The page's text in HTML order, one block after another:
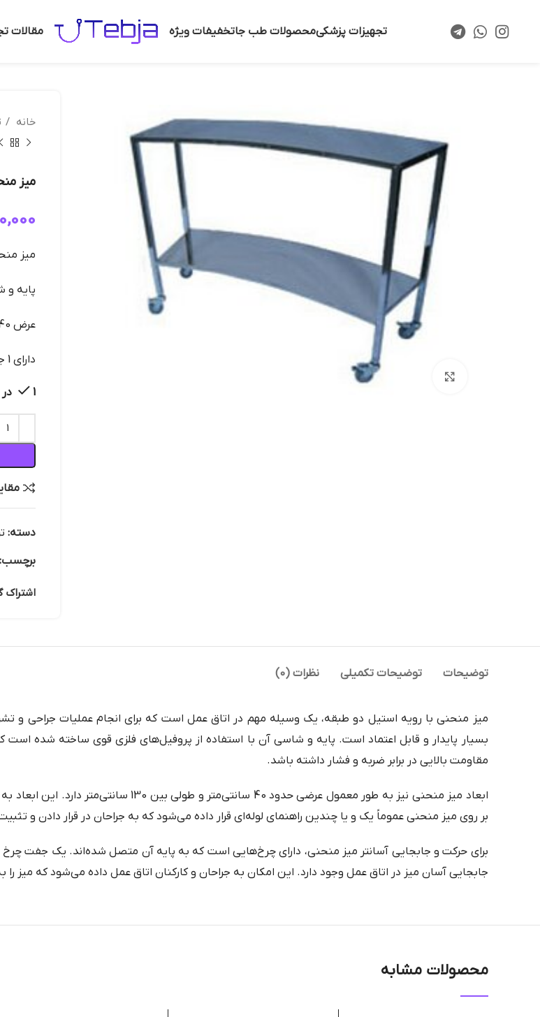
تجهیزات پزشکیمحصولات طب جاتخفیفات ویژه مقالات
بزرگنمایی تصویر
خانه
میز منحنی
میز
پایه و
عرض 40 سانتی متر طول 130 سانتی متر
دارای 1 جفت چرخ قفل دار و 1 جفت چرخ ساده
1 در انبار (فعال برای پیش سفارش)
دسته:
برچسب:
اشتراک
توضیحات توضیحات تکمیلی نظرات (0)
میز منحنی با رویه استیل دو طبقه، یک وسیله مهم در اتاق عمل است که برای انجام عملیات جراحی و
بسیار پایدار و قابل اعتماد است. پایه و شاسی آن با استفاده از پروفیل‌های فلزی قوی ساخته شده
مقاومت بالایی در برابر ضربه و فشار داشته باشد.
ابعاد میز منحنی نیز به طور معمول عرضی
بر روی میز منحنی عموماً یک و یا چندین راهنمای لوله‌ای قرار داده می‌شود که به جراحان در قرار دادن و
برای حرکت و جابجایی آسانتر میز منحنی، دارای چرخ‌هایی است که به پایه آن متصل شده‌اند. یک جفت
جابجایی آسان میز در اتاق عمل وجود دارد. این امکان به جراحان و کارکنان اتاق عمل داده می‌شود که میز
محصولات مشابه